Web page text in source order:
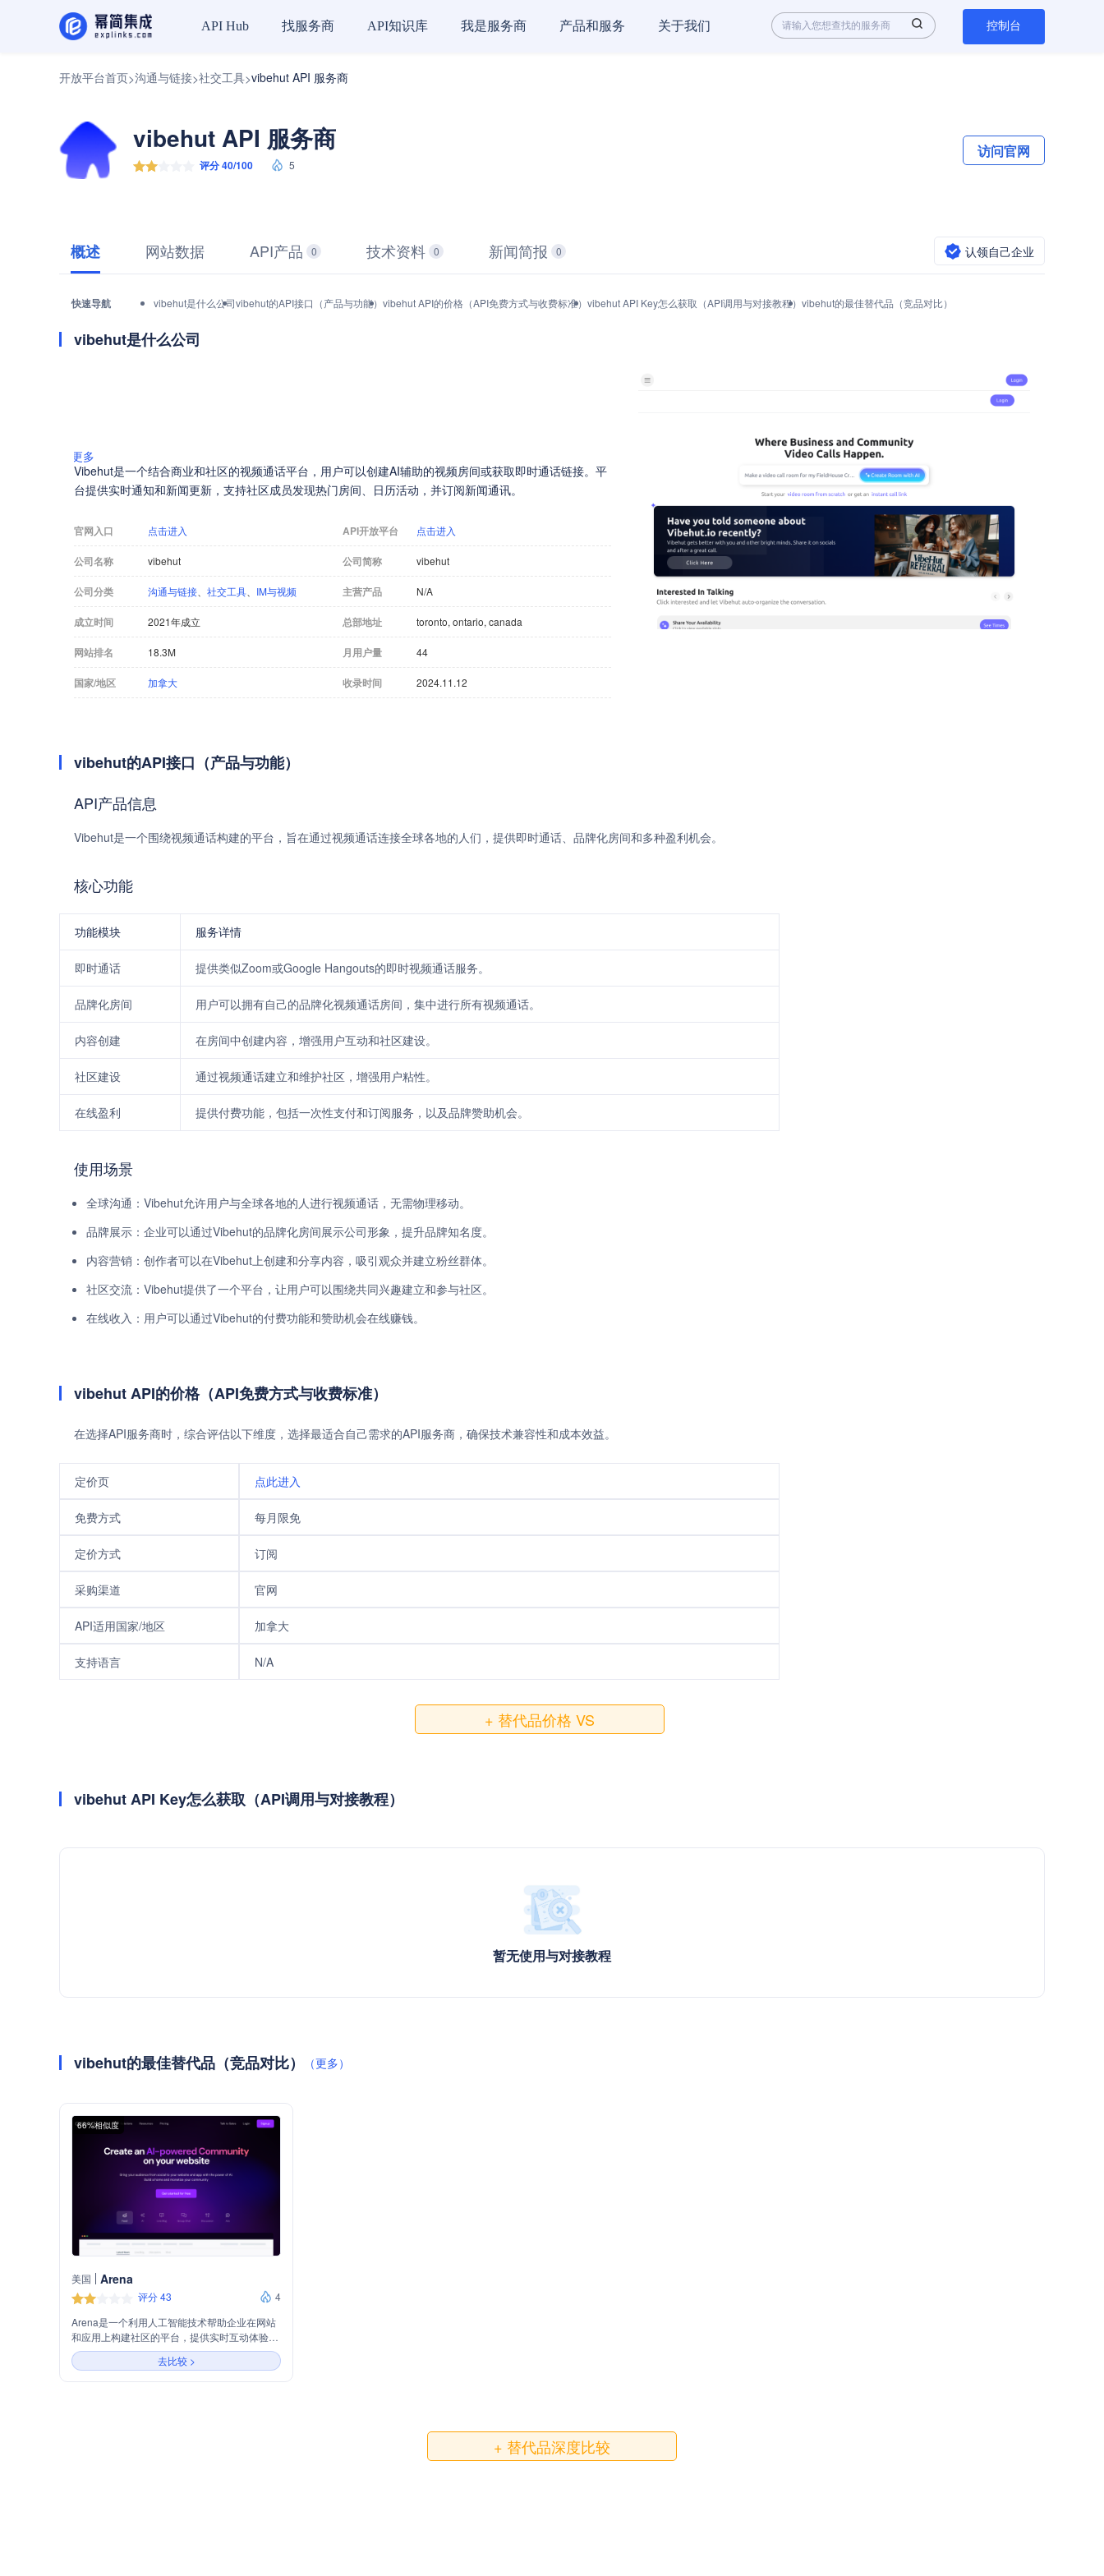
API Hub 找服务商 API知识库 我是服务商 产品和服务 关于我们 控制台
开放平台首页>沟通与链接>社交工具>vibehut API 服务商
vibehut API 服务商
评分 40/100 5
访问官网
概述 网站数据 API产品 0 技术资料 0 新闻简报 0 认领自己企业
快速导航 vibehut是什么公司vibehut的API接口（产品与功能） vibehut API的价格（API免费方式与收费标准） vibehut API Key怎么获取（API调用与对接教程） vibehut的最佳替代品（竞品对比）
vibehut是什么公司
更多
Vibehut是一个结合商业和社区的视频通话平台，用户可以创建AI辅助的视频房间或获取即时通话链接。平
台提供实时通知和新闻更新，支持社区成员发现热门房间、日历活动，并订阅新闻通讯。
官网入口 点击进入 API开放平台 点击进入
公司名称 vibehut 公司简称 vibehut
公司分类 沟通与链接 社交工具 IM与视频 主营产品 N/A
成立时间 2021年成立 总部地址 toronto, ontario, canada
网站排名 18.3M 月用户量 44
国家/地区 加拿大 收录时间 2024.11.12
vibehut的API接口（产品与功能）
API产品信息
Vibehut是一个围绕视频通话构建的平台，旨在通过视频通话连接全球各地的人们，提供即时通话、品牌化房间和多种盈利机会。
核心功能
功能模块 服务详情
即时通话 提供类似Zoom或Google Hangouts的即时视频通话服务。
品牌化房间 用户可以拥有自己的品牌化视频通话房间，集中进行所有视频通话。
内容创建 在房间中创建内容，增强用户互动和社区建设。
社区建设 通过视频通话建立和维护社区，增强用户粘性。
在线盈利 提供付费功能，包括一次性支付和订阅服务，以及品牌赞助机会。
使用场景
全球沟通：Vibehut允许用户与全球各地的人进行视频通话，无需物理移动。
品牌展示：企业可以通过Vibehut的品牌化房间展示公司形象，提升品牌知名度。
内容营销：创作者可以在Vibehut上创建和分享内容，吸引观众并建立粉丝群体。
社区交流：Vibehut提供了一个平台，让用户可以围绕共同兴趣建立和参与社区。
在线收入：用户可以通过Vibehut的付费功能和赞助机会在线赚钱。
vibehut API的价格（API免费方式与收费标准）
在选择API服务商时，综合评估以下维度，选择最适合自己需求的API服务商，确保技术兼容性和成本效益。
定价页 点此进入
免费方式 每月限免
定价方式 订阅
采购渠道 官网
API适用国家/地区 加拿大
支持语言 N/A
+ 替代品价格 VS
vibehut API Key怎么获取（API调用与对接教程）
暂无使用与对接教程
vibehut的最佳替代品（竞品对比） （更多）
66%相似度
美国 Arena
评分 43
4
Arena是一个利用人工智能技术帮助企业在网站
和应用上构建社区的平台，提供实时互动体验，
增强用户参与度。主要功能包括内容流、AI、直
播博客、群聊和讨论等，支持广告投放和个性化
购物体验，适用于出版、体育娱乐、品牌电商等
去比较 >
+ 替代品深度比较